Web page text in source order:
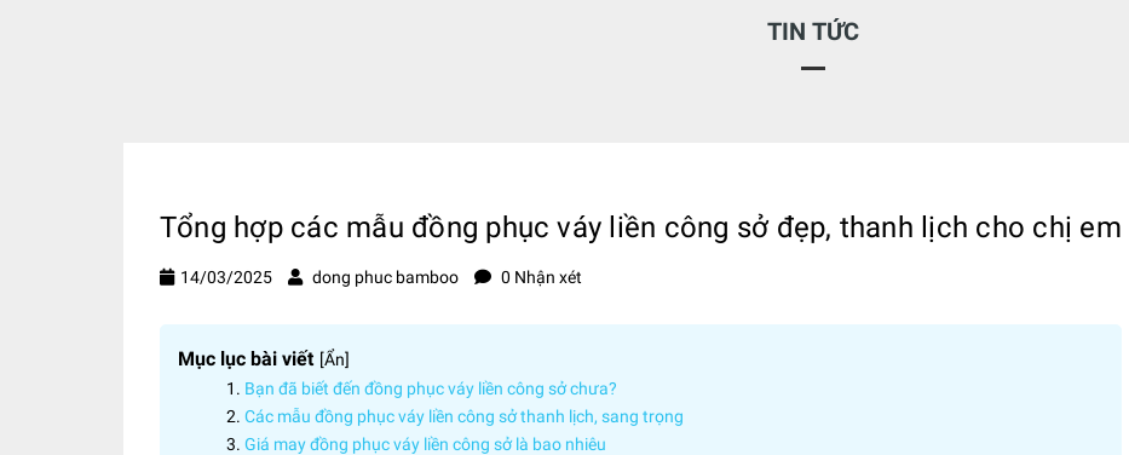
TIN TỨC
Tổng hợp các mẫu đồng phục váy liền công sở đẹp, thanh lịch cho chị em
14/03/2025 dong phuc bamboo 0 Nhận xét
Mục lục bài viết [Ẩn]
Bạn đã biết đến đồng phục váy liền công sở chưa?
Các mẫu đồng phục váy liền công sở thanh lịch, sang trọng
Giá may đồng phục váy liền công sở là bao nhiêu